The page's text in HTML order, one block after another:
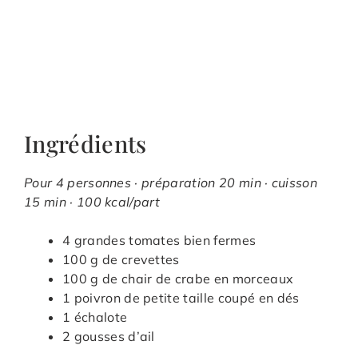
Ingrédients
Pour 4 personnes · préparation 20 min · cuisson
15 min · 100 kcal/part
4 grandes tomates bien fermes
100 g de crevettes
100 g de chair de crabe en morceaux
1 poivron de petite taille coupé en dés
1 échalote
2 gousses d’ail